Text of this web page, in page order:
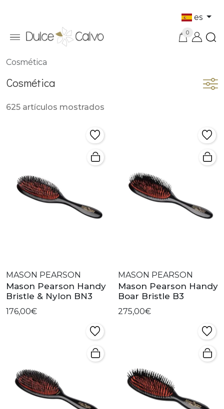
es
0
Cosmética
Cosmética
625 artículos mostrados
MASON PEARSON
Mason Pearson Handy
Bristle & Nylon BN3
176,00€
MASON PEARSON
Mason Pearson Handy
Boar Bristle B3
275,00€